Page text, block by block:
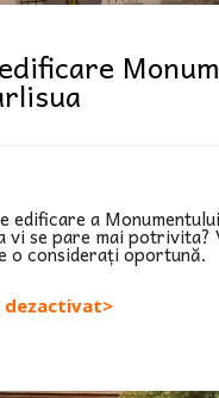
edificare a
vi se pare mai potrivita?
o considerați oportună.